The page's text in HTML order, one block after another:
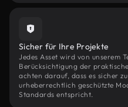
Sicher für Ihre Projekte
Jedes Asset wird von unserem
Berücksichtigung der
achten darauf, dass es sicher
urheberrechtlich geschützte
Standards entspricht.